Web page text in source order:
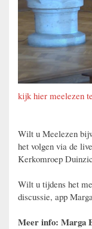
kijk hier meelezen
Wilt u Meelezen
het volgen via de
Kerkomroep
Wilt u tijdens het
discussie, app
Meer info: Marga